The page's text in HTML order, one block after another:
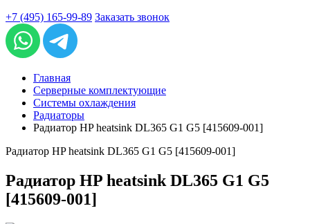
+7 (495) 165-99-89 Заказать звонок
Главная
Серверные комплектующие
Системы охлаждения
Радиаторы
Радиатор HP heatsink DL365 G1 G5 [415609-001]
Радиатор HP heatsink DL365 G1 G5 [415609-001]
Радиатор HP heatsink DL365 G1 G5
[415609-001]